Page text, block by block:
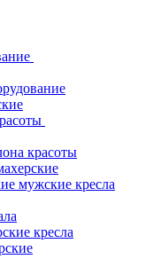
красоты
мужские кресла
кресла